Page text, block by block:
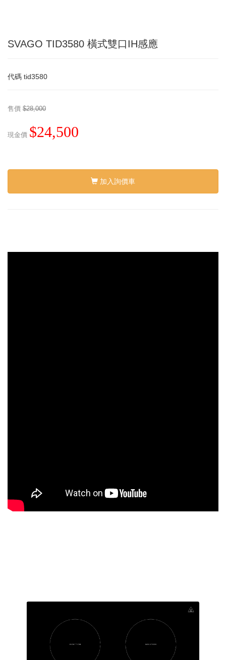
SVAGO TID3580 橫式雙口IH感應
代碼 tid3580
售價 $28,000
現金價 $24,500
加入詢價車